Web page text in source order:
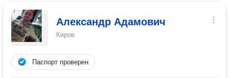
Александр Адамович
Киров
Паспорт проверен